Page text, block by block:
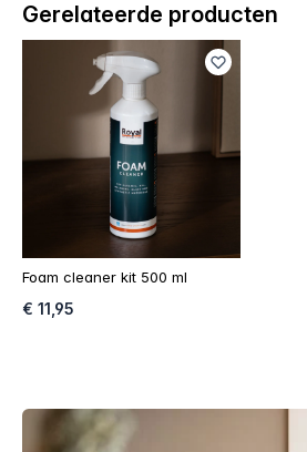
Gerelateerde producten
Foam cleaner kit 500 ml
€ 11,95